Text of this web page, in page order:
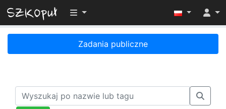
Przełącz widoczność menu
Zadania publiczne